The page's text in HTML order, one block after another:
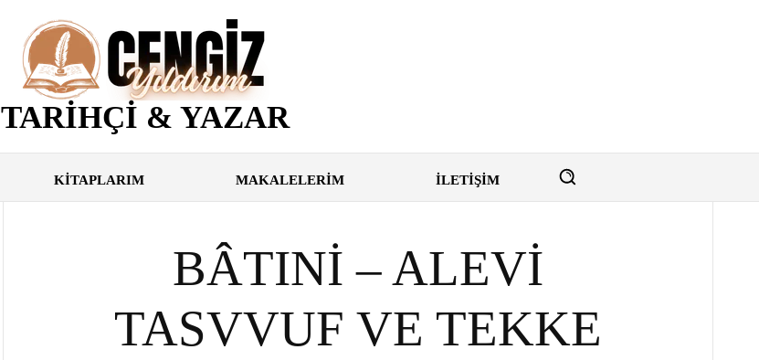
TARİHÇİ & YAZAR
KİTAPLARIM MAKALELERİM İLETİŞİM
BÂTINİ – ALEVİ
TASVVUF VE TEKKE